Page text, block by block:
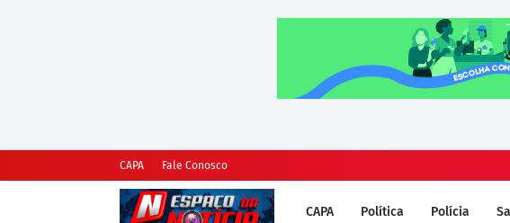
CAPA Fale Conosco
CAPA Política Polícia